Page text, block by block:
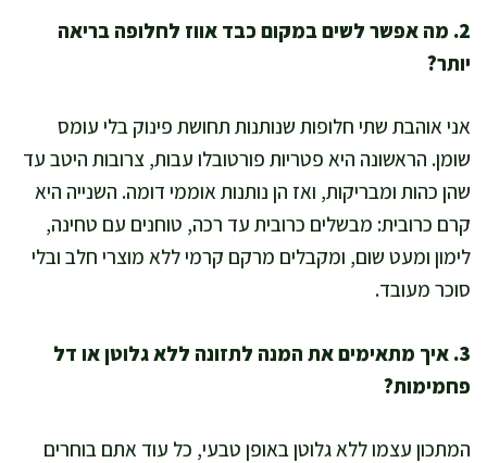
2. מה אפשר לשים במקום כבד אווז לחלופה בריאה
יותר?
אני אוהבת שתי חלופות שנותנות תחושת פינוק בלי עומס
שומן. הראשונה היא פטריות פורטובלו עבות, צרובות היטב עד
שהן כהות ומבריקות, ואז הן נותנות אוממי דומה. השנייה היא
קרם כרובית: מבשלים כרובית עד רכה, טוחנים עם טחינה,
לימון ומעט שום, ומקבלים מרקם קרמי ללא מוצרי חלב ובלי
סוכר מעובד.
3. איך מתאימים את המנה לתזונה ללא גלוטן או דל
פחמימות?
המתכון עצמו ללא גלוטן באופן טבעי, כל עוד אתם בוחרים